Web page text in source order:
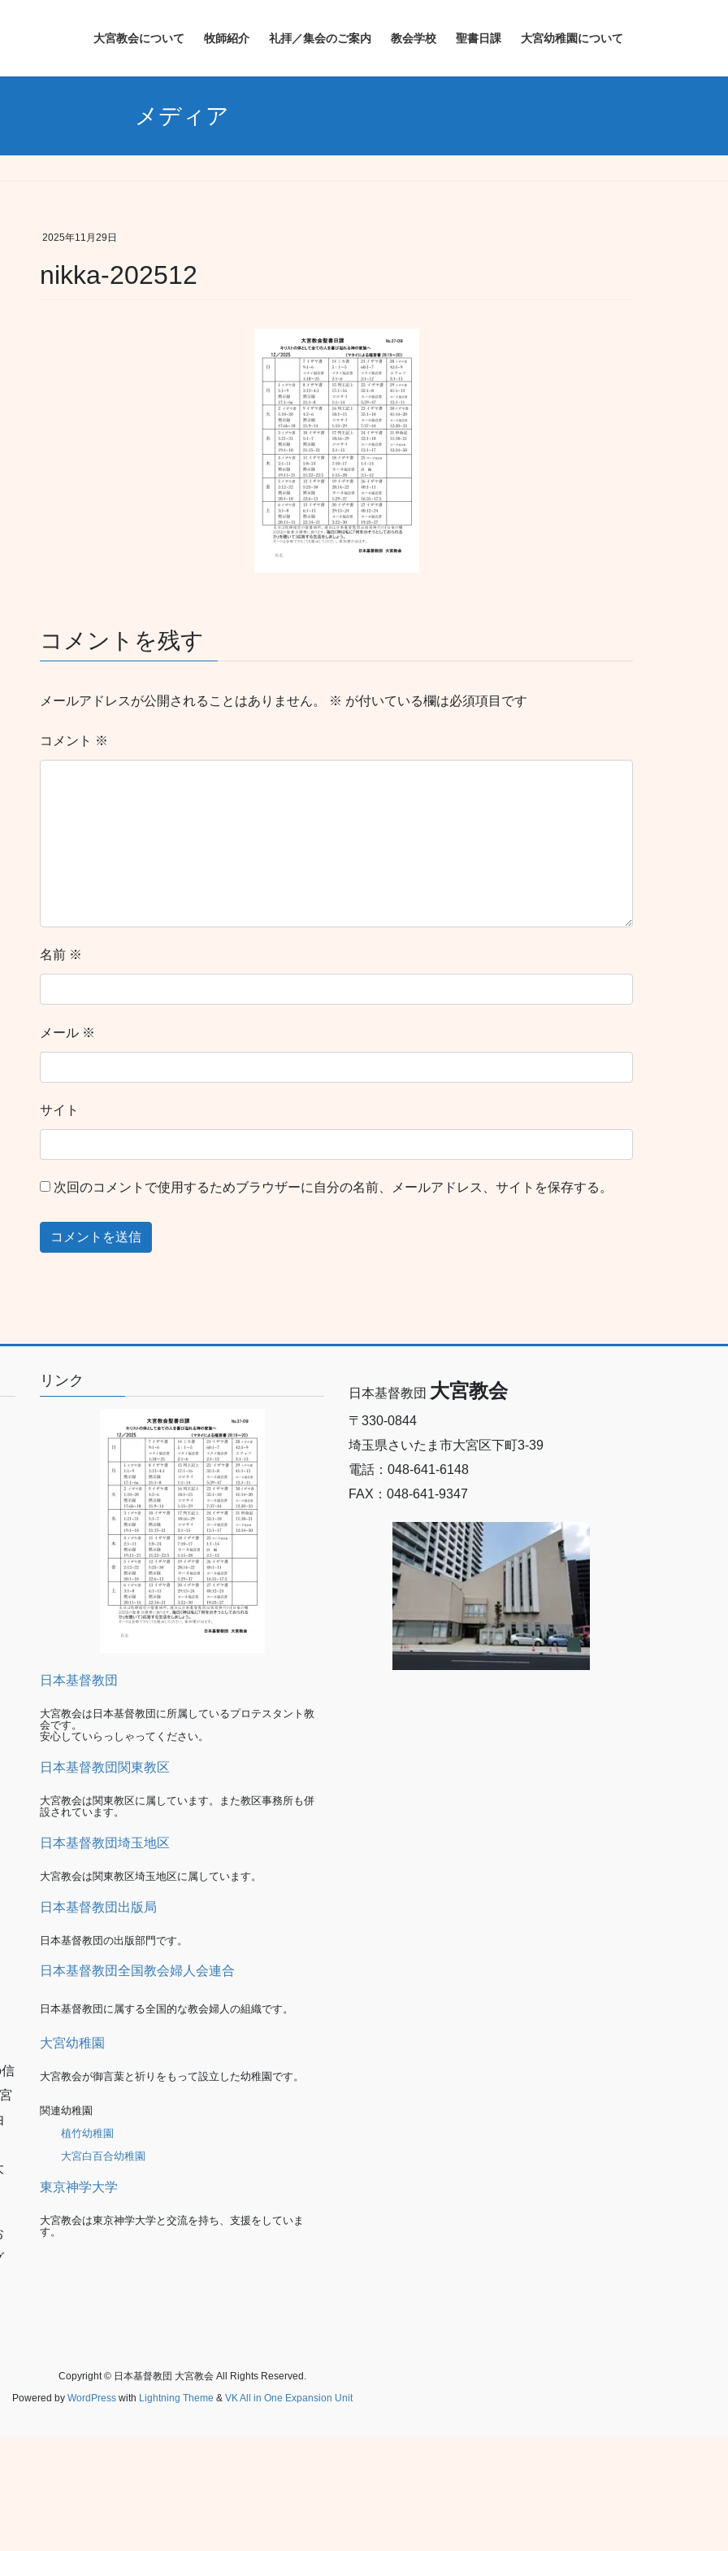
大宮教会について 牧師紹介 礼拝／集会のご案内 教会学校 聖書日課 大宮幼稚園について
メディア
2025年11月29日
nikka-202512
コメントを残す
メールアドレスが公開されることはありません。 ※ が付いている欄は必須項目です
コメント ※
名前 ※
メール ※
サイト
次回のコメントで使用するためブラウザーに自分の名前、メールアドレス、サイトを保存する。
リンク
日本基督教団
大宮教会は日本基督教団に所属しているプロテスタント教
会です。
安心していらっしゃってください。
日本基督教団関東教区
大宮教会は関東教区に属しています。また教区事務所も併
設されています。
日本基督教団埼玉地区
大宮教会は関東教区埼玉地区に属しています。
日本基督教団出版局
日本基督教団の出版部門です。
日本基督教団全国教会婦人会連合
日本基督教団に属する全国的な教会婦人の組織です。
大宮幼稚園
大宮教会が御言葉と祈りをもって設立した幼稚園です。
関連幼稚園
植竹幼稚園
大宮白百合幼稚園
東京神学大学
大宮教会は東京神学大学と交流を持ち、支援をしていま
す。
日本基督教団 大宮教会
〒330-0844
埼玉県さいたま市大宮区下町3-39
電話：048-641-6148
FAX：048-641-9347
Copyright © 日本基督教団 大宮教会 All Rights Reserved.
Powered by WordPresswith Lightning Theme & VK All in One Expansion Unit